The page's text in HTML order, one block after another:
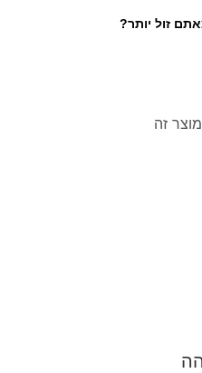
זול יותר?
זה